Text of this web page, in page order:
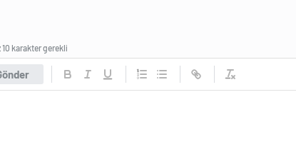
10 karakter gerekli